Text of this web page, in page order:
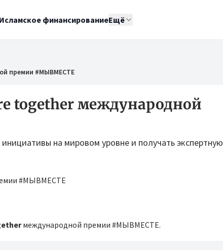
Исламское финансированиеЕщё
премии #МЫВМЕСТЕ
together международной
на мировом уровне и получать экспертную
международной премии #МЫВМЕСТЕ.